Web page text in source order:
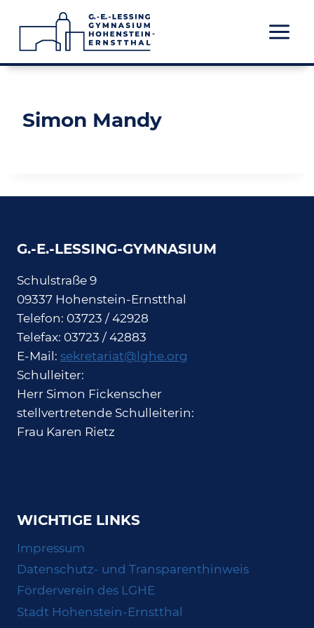
Inhalt
springen
Simon Mandy
G.-E.-LESSING-GYMNASIUM
Schulstraße 9
09337 Hohenstein-Ernstthal
Telefon: 03723 / 42928
Telefax: 03723 / 42883
E-Mail: sekretariat@lghe.org
Schulleiter:
Herr Simon Fickenscher
stellvertretende Schulleiterin:
Frau Karen Rietz
WICHTIGE LINKS
Impressum
Datenschutz- und Transparenthinweis
Förderverein des LGHE
Stadt Hohenstein-Ernstthal